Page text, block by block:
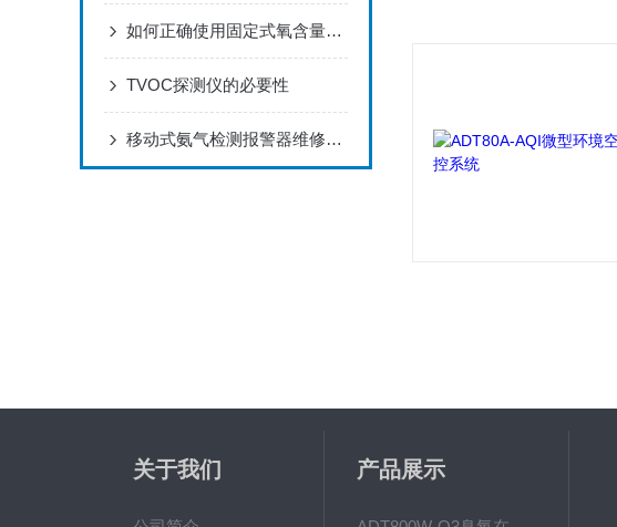
如何正确使用固定式氧含量检测仪？
TVOC探测仪的必要性
移动式氨气检测报警器维修几个小技巧，您都了解吗？
关于我们 产品展示